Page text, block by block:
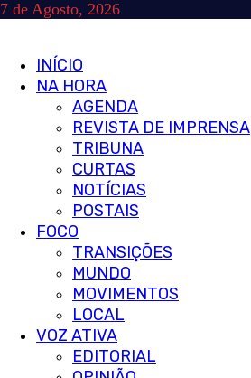
Skip
7 de Agosto, 2026
Primary
Menu
INÍCIO
NA HORA
AGENDA
REVISTA DE IMPRENSA
TRIBUNA
CURTAS
NOTÍCIAS
POSTAIS
FOCO
TRANSIÇÕES
MUNDO
MOVIMENTOS
LOCAL
VOZ ATIVA
EDITORIAL